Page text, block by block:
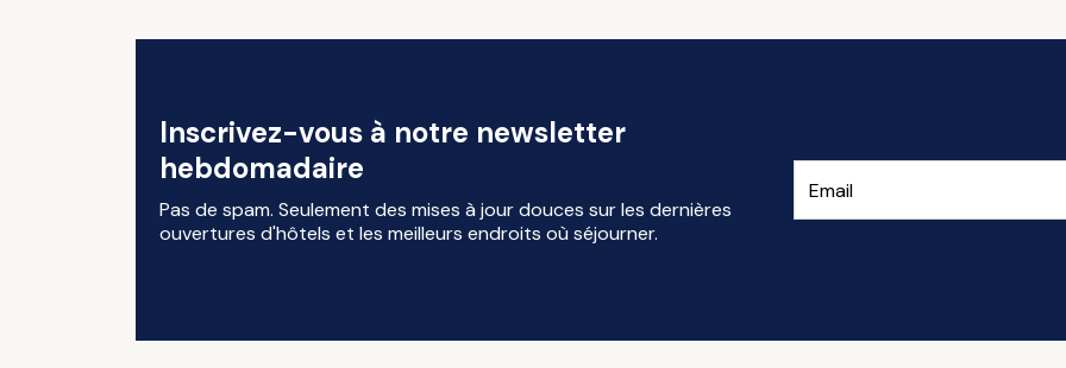
Inscrivez-vous à notre newsletter
hebdomadaire
Pas de spam. Seulement des mises à jour douces sur les dernières
ouvertures d'hôtels et les meilleurs endroits où séjourner.